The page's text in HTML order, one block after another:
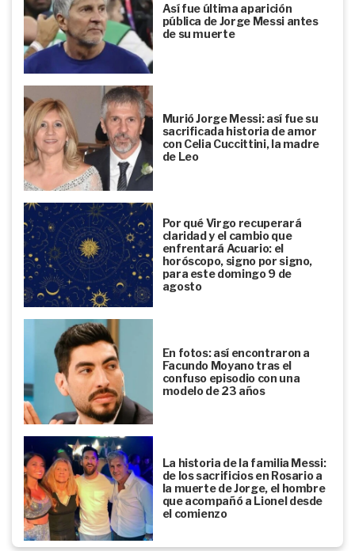
Así fue última aparición
pública de Jorge Messi antes
de su muerte
Murió Jorge Messi: así fue su
sacrificada historia de amor
con Celia Cuccittini, la madre
de Leo
Por qué Virgo recuperará
claridad y el cambio que
enfrentará Acuario: el
horóscopo, signo por signo,
para este domingo 9 de
agosto
En fotos: así encontraron a
Facundo Moyano tras el
confuso episodio con una
modelo de 23 años
La historia de la familia Messi:
de los sacrificios en Rosario a
la muerte de Jorge, el hombre
que acompañó a Lionel desde
el comienzo